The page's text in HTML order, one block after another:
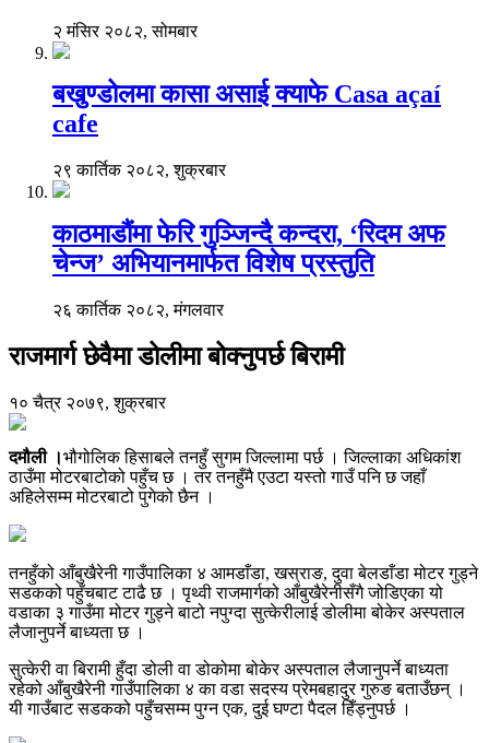
२ मंसिर २०८२, सोमबार
बखुण्डोलमा कासा असाई क्याफे Casa açaí
cafe
२९ कार्तिक २०८२, शुक्रबार
काठमाडौंमा फेरि गुञ्जिन्दै कन्दरा, ‘रिदम अफ
चेन्ज’ अभियानमार्फत विशेष प्रस्तुति
२६ कार्तिक २०८२, मंगलवार
राजमार्ग छेवैमा डोलीमा बोक्नुपर्छ बिरामी
१० चैत्र २०७९, शुक्रबार
दमौली ।भौगोलिक हिसाबले तनहुँ सुगम जिल्लामा पर्छ । जिल्लाका अधिकांश
ठाउँमा मोटरबाटोको पहुँच छ । तर तनहुँमै एउटा यस्तो गाउँ पनि छ जहाँ
अहिलेसम्म मोटरबाटो पुगेको छैन ।
तनहुँको आँबुखैरेनी गाउँपालिका ४ आमडाँडा, खस्राङ, दुवा बेलडाँडा मोटर गुड्ने
सडकको पहुँचबाट टाढै छ । पृथ्वी राजमार्गको आँबुखैरेनीसँगै जोडिएका यो
वडाका ३ गाउँमा मोटर गुड्ने बाटो नपुग्दा सुत्केरीलाई डोलीमा बोकेर अस्पताल
लैजानुपर्ने बाध्यता छ ।
सुत्केरी वा बिरामी हुँदा डोली वा डोकोमा बोकेर अस्पताल लैजानुपर्ने बाध्यता
रहेको आँबुखैरेनी गाउँपालिका ४ का वडा सदस्य प्रेमबहादुर गुरुङ बताउँछन् ।
यी गाउँबाट सडकको पहुँचसम्म पुग्न एक, दुई घण्टा पैदल हिँड्नुपर्छ ।